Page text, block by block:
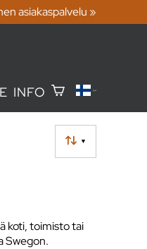
asiakaspalvelu »
INFO
▼
koti, toimisto tai
Swegon.